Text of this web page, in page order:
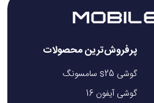
پرفروش‌ترین محصولات
گوشی s25 سامسونگ
گوشی آیفون 16